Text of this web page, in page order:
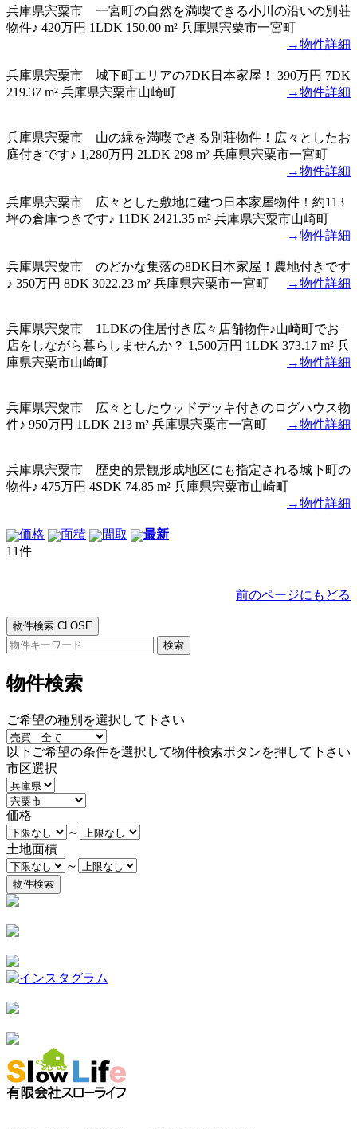
兵庫県宍粟市 一宮町の自然を満喫できる小川の沿いの別荘
物件♪ 420万円 1LDK 150.00 m² 兵庫県宍粟市一宮町
→物件詳細
兵庫県宍粟市 城下町エリアの7DK日本家屋！ 390万円 7DK
219.37 m² 兵庫県宍粟市山崎町 →物件詳細
兵庫県宍粟市 山の緑を満喫できる別荘物件！広々としたお
庭付きです♪ 1,280万円 2LDK 298 m² 兵庫県宍粟市一宮町
→物件詳細
兵庫県宍粟市 広々とした敷地に建つ日本家屋物件！約113
坪の倉庫つきです♪ 11DK 2421.35 m² 兵庫県宍粟市山崎町
→物件詳細
兵庫県宍粟市 のどかな集落の8DK日本家屋！農地付きです
♪ 350万円 8DK 3022.23 m² 兵庫県宍粟市一宮町 →物件詳細
兵庫県宍粟市 1LDKの住居付き広々店舗物件♪山崎町でお
店をしながら暮らしませんか？ 1,500万円 1LDK 373.17 m² 兵
庫県宍粟市山崎町
→物件詳細
兵庫県宍粟市 広々としたウッドデッキ付きのログハウス物
件♪ 950万円 1LDK 213 m² 兵庫県宍粟市一宮町 →物件詳細
兵庫県宍粟市 歴史的景観形成地区にも指定される城下町の
物件♪ 475万円 4SDK 74.85 m² 兵庫県宍粟市山崎町
→物件詳細
価格 面積 間取
最新
11件
前のページにもどる
物件検索 CLOSE
検
物件検索
ご希望の種別を選択して下さい
以下ご希望の条件を選択して物件検索ボタンを押して下さい
市区選択
価格
～
土地面積
～